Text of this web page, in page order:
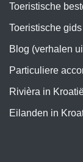
Toeristische
Toeristische gids
Blog (verhalen
Particuliere
Rivièra in
Eilanden in